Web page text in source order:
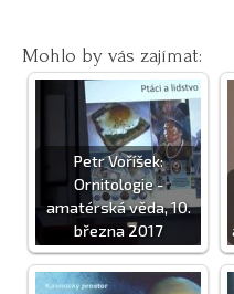
Mohlo by vás zajímat:
Petr Voříšek:
Ornitologie -
amatérská věda, 10.
března 2017